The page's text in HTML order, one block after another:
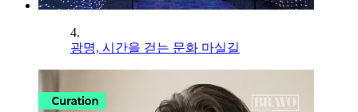
4.
광명, 시간을 걷는 문화 마실길